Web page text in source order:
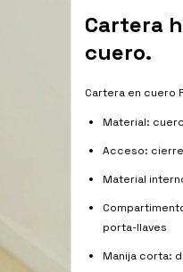
Cartera
cuero.
Cartera en cuero
Material: cuero
Acceso: cierre
Material
porta-llaves
Manija corta: